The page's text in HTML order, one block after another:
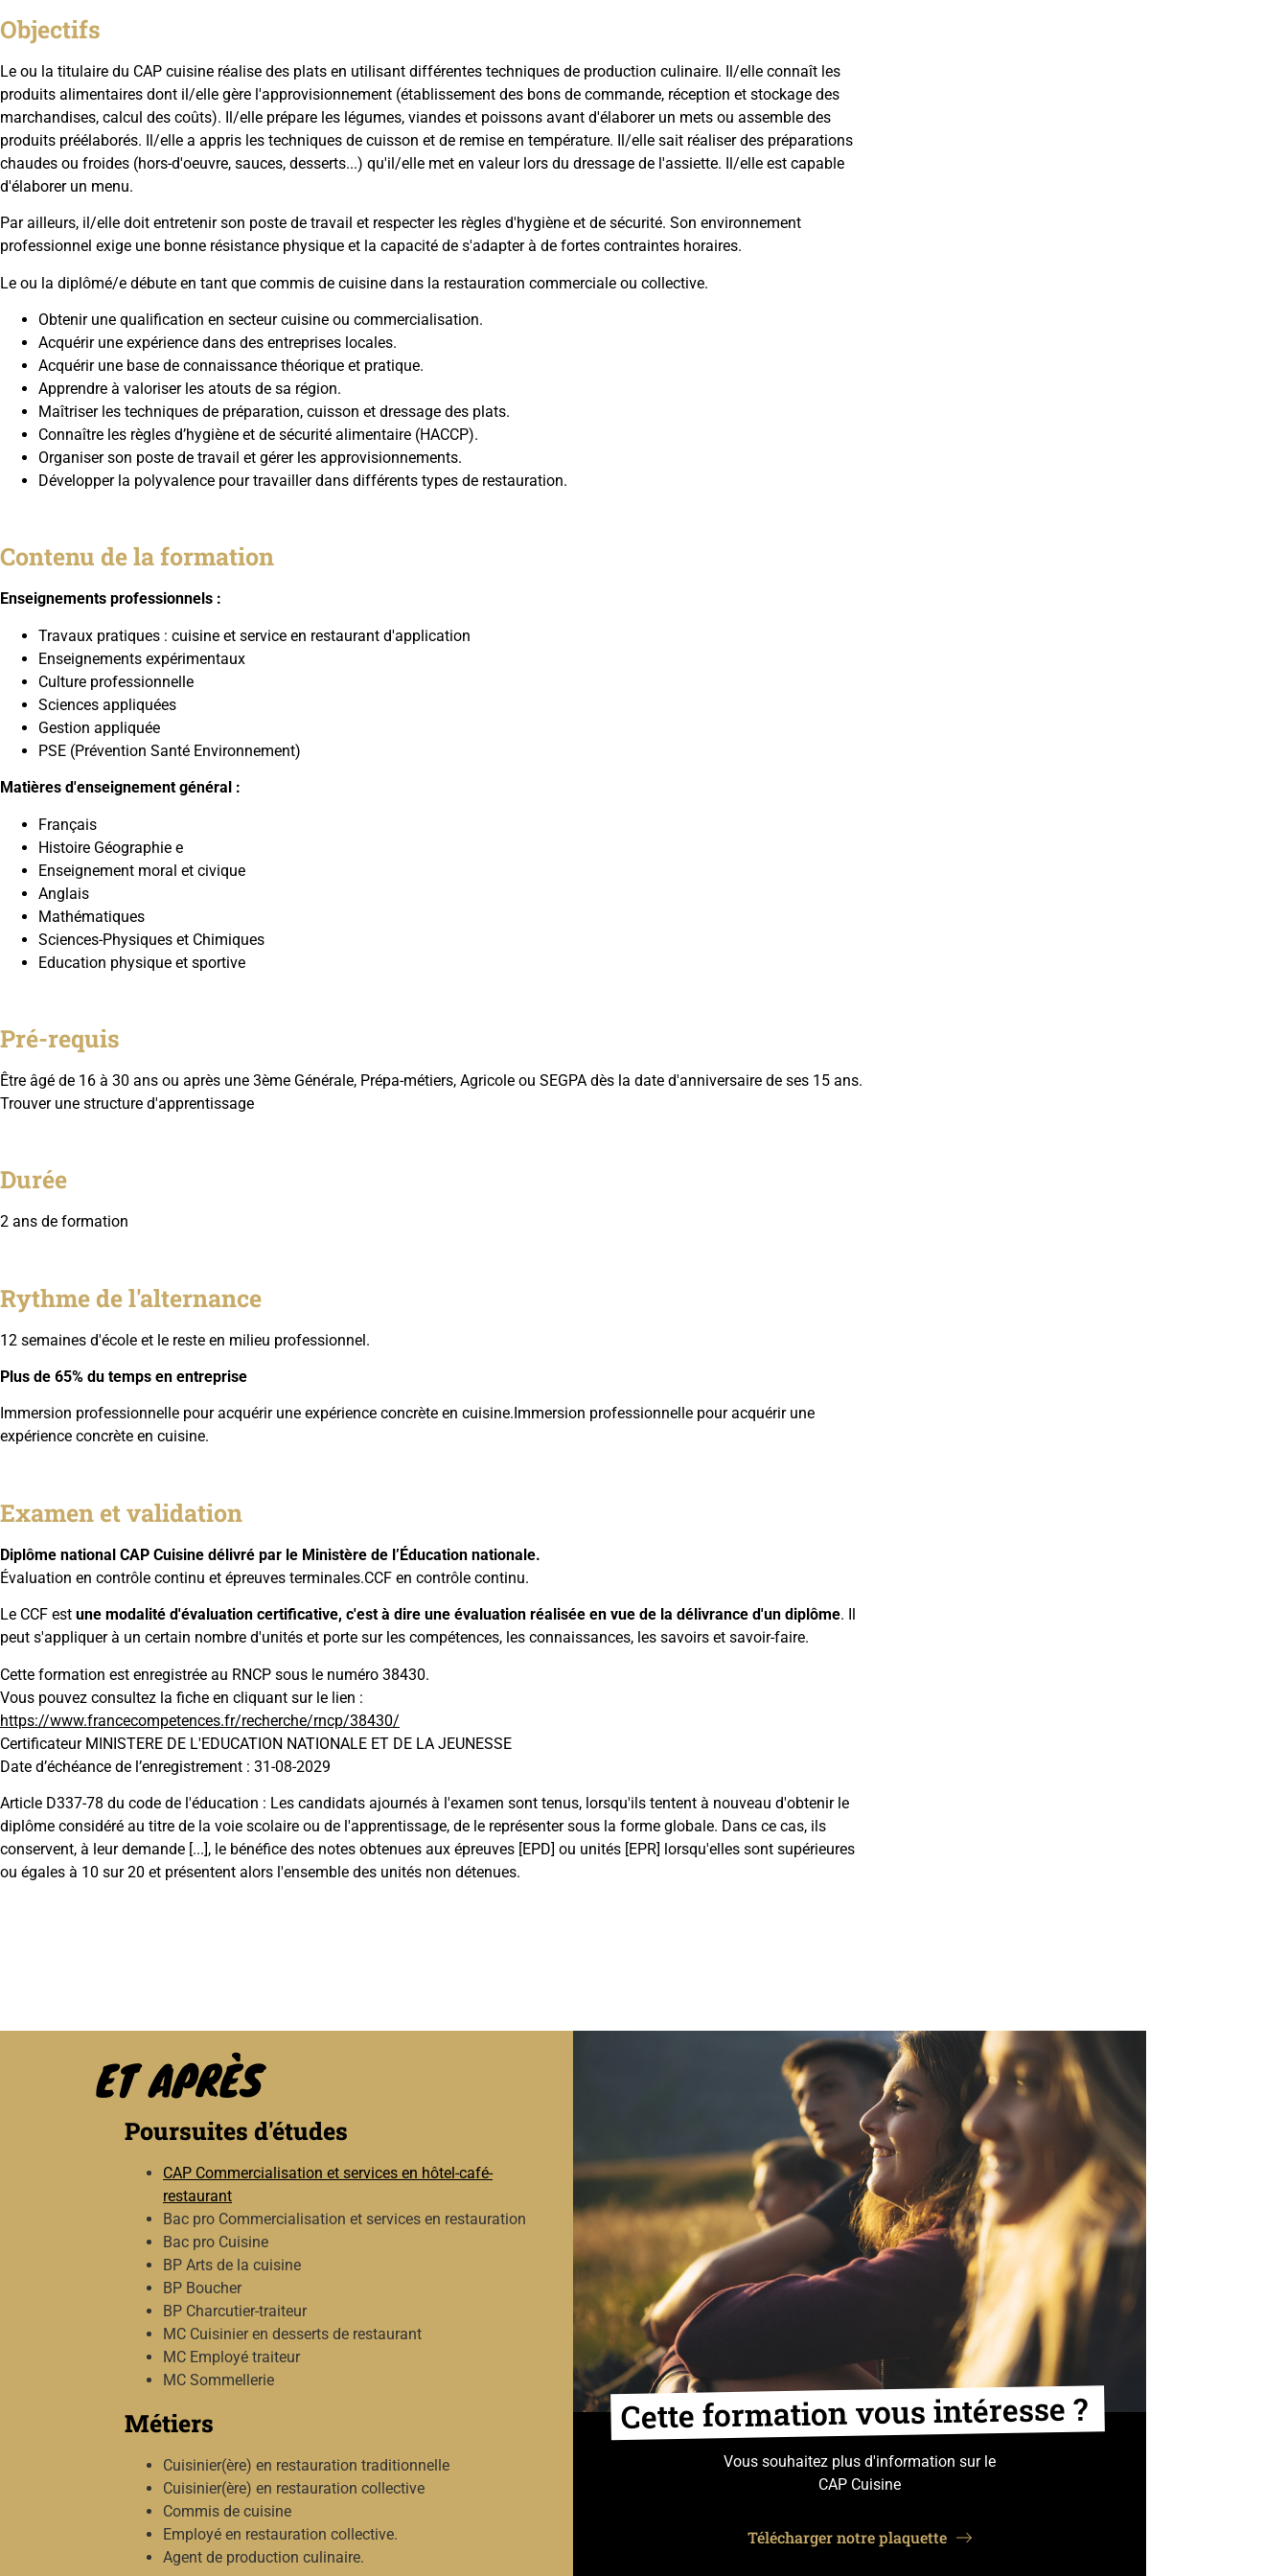
Objectifs
Le ou la titulaire du CAP cuisine réalise des plats en utilisant différentes techniques de production culinaire. Il/elle connaît les
produits alimentaires dont il/elle gère l'approvisionnement (établissement des bons de commande, réception et stockage des
marchandises, calcul des coûts). Il/elle prépare les légumes, viandes et poissons avant d'élaborer un mets ou assemble des
produits préélaborés. Il/elle a appris les techniques de cuisson et de remise en température. Il/elle sait réaliser des préparations
chaudes ou froides (hors-d'oeuvre, sauces, desserts...) qu'il/elle met en valeur lors du dressage de l'assiette. Il/elle est capable
d'élaborer un menu.
Par ailleurs, il/elle doit entretenir son poste de travail et respecter les règles d'hygiène et de sécurité. Son environnement
professionnel exige une bonne résistance physique et la capacité de s'adapter à de fortes contraintes horaires.
Le ou la diplômé/e débute en tant que commis de cuisine dans la restauration commerciale ou collective.
Obtenir une qualification en secteur cuisine ou commercialisation.
Acquérir une expérience dans des entreprises locales.
Acquérir une base de connaissance théorique et pratique.
Apprendre à valoriser les atouts de sa région.
Maîtriser les techniques de préparation, cuisson et dressage des plats.
Connaître les règles d’hygiène et de sécurité alimentaire (HACCP).
Organiser son poste de travail et gérer les approvisionnements.
Développer la polyvalence pour travailler dans différents types de restauration.
Contenu de la formation
Enseignements professionnels :
Travaux pratiques : cuisine et service en restaurant d'application
Enseignements expérimentaux
Culture professionnelle
Sciences appliquées
Gestion appliquée
PSE (Prévention Santé Environnement)
​Matières d'enseignement général :
Français
Histoire Géographie e
Enseignement moral et civique
Anglais
Mathématiques
Sciences-Physiques et Chimiques
Education physique et sportive
Pré-requis
Être âgé de 16 à 30 ans ou après une 3ème Générale, Prépa-métiers, Agricole ou SEGPA dès la date d'anniversaire de ses 15 ans.
Trouver une structure d'apprentissage
Durée
2 ans de formation
Rythme de l'alternance
12 semaines d'école et le reste en milieu professionnel.
Plus de 65% du temps en entreprise
Immersion professionnelle pour acquérir une expérience concrète en cuisine.Immersion professionnelle pour acquérir une
expérience concrète en cuisine.
Examen et validation
Diplôme national CAP Cuisine délivré par le Ministère de l’Éducation nationale.
Évaluation en contrôle continu et épreuves terminales.CCF en contrôle continu.
Le CCF est une modalité d'évaluation certificative, c'est à dire une évaluation réalisée en vue de la délivrance d'un diplôme. Il
peut s'appliquer à un certain nombre d'unités et porte sur les compétences, les connaissances, les savoirs et savoir-faire.
Cette formation est enregistrée au RNCP sous le numéro 38430.
Vous pouvez consultez la fiche en cliquant sur le lien :
https://www.francecompetences.fr/recherche/rncp/38430/
Certificateur MINISTERE DE L'EDUCATION NATIONALE ET DE LA JEUNESSE
Date d’échéance de l’enregistrement : 31-08-2029
Article D337-78 du code de l'éducation : Les candidats ajournés à l'examen sont tenus, lorsqu'ils tentent à nouveau d'obtenir le
diplôme considéré au titre de la voie scolaire ou de l'apprentissage, de le représenter sous la forme globale. Dans ce cas, ils
conservent, à leur demande [...], le bénéfice des notes obtenues aux épreuves [EPD] ou unités [EPR] lorsqu'elles sont supérieures
ou égales à 10 sur 20 et présentent alors l'ensemble des unités non détenues.
ET APRÈS
Poursuites d'études
CAP Commercialisation et services en hôtel-café-
restaurant
Bac pro Commercialisation et services en restauration
Bac pro Cuisine
BP Arts de la cuisine
BP Boucher
BP Charcutier-traiteur
MC Cuisinier en desserts de restaurant
MC Employé traiteur
MC Sommellerie
Métiers
Cuisinier(ère) en restauration traditionnelle
Cuisinier(ère) en restauration collective
Commis de cuisine
Employé en restauration collective.
Agent de production culinaire.
Cette formation vous intéresse ?
Vous souhaitez plus d'information sur le
CAP Cuisine
Télécharger notre plaquette